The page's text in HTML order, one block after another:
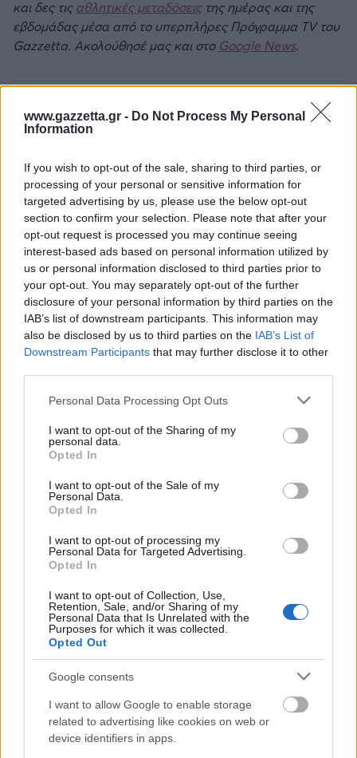
www.gazzetta.gr - Do Not Process My Personal
Information
If you wish to opt-out of the sale, sharing to third parties, or
processing of your personal or sensitive information for
targeted advertising by us, please use the below opt-out
section to confirm your selection. Please note that after your
opt-out request is processed you may continue seeing
interest-based ads based on personal information utilized by
us or personal information disclosed to third parties prior to
your opt-out. You may separately opt-out of the further
disclosure of your personal information by third parties on the
IAB’s list of downstream participants. This information may
also be disclosed by us to third parties on the IAB’s List of
Downstream Participants that may further disclose it to other
Please note that this website/app uses one or more Google
not limited to your visit or usage behaviour. You may click to
grant or deny consent to Google and its third-party tags to
use your data for below specified purposes in below Google
consent section.
Personal Data Processing Opt Outs
I want to opt-out of the Sharing of my
personal data.
Opted In
I want to opt-out of the Sale of my
Personal Data.
Opted In
I want to opt-out of processing my
Personal Data for Targeted Advertising.
Opted In
I want to opt-out of Collection, Use,
Retention, Sale, and/or Sharing of my
Personal Data that Is Unrelated with the
Purposes for which it was collected.
Opted Out
Google consents
I want to allow Google to enable storage
related to advertising like cookies on web or
device identifiers in apps.
και δες τιςαθλητικές μεταδόσειςτης ημέρας και της
εβδομάδας μέσα από το υπερπλήρες Πρόγραμμα TV του
Gazzetta. Ακολούθησέ μας και στο Google News.
ΔΙΑΒΑΣΕ ΑΚΟΜΗ:
Σλοβενία»
Λέικερς: Πολλά τα σενάρια για Κλέι Τόμπσον
Το μήνυμα του Ντόντσιτς στους φίλους των Λέικερς:
«Είμαι ξανά 100% υγιής»
Tags: ΛΕΜΠΡΟΝ ΤΖΕΙΜΣ
Για να προσθέσεις το σχόλιο
στο my gazzetta!
Εγγραφή Σύνδεση
Πρόσφατα
Coraline
χορηγία των νερών
Απάντησε
0 Likes 0 Απαντήσεις